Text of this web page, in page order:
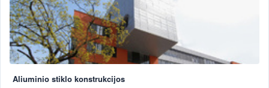
Aliuminio stiklo konstrukcijos